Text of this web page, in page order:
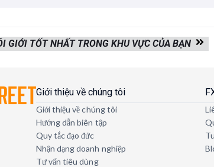
GIỚI TỐT NHẤT TRONG KHU VỰC CỦA BẠN
Giới thiệu về chúng tôi
Giới thiệu về chúng tôi
Hướng dẫn biên tập
Quy tắc đạo đức
Nhận dạng doanh nghiệp
Tư vấn tiêu dùng